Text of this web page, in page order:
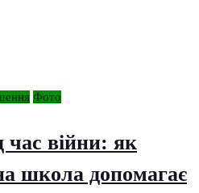
Фото
час війни: як
школа допомагає